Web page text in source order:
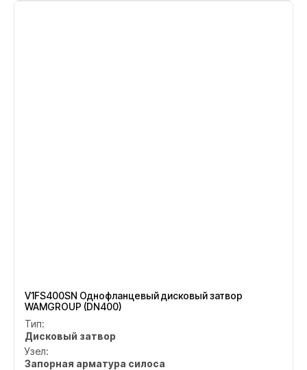
V1FS400SN Однофланцевый дисковый затвор
WAMGROUP (DN400)
Тип:
Дисковый затвор
Узел:
Запорная арматура силоса